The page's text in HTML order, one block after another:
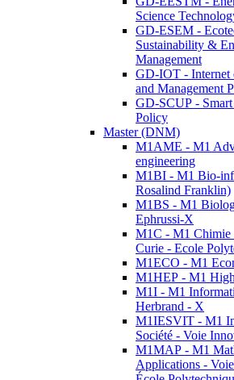
Science
GD-ESEM -
Sustainability &
Management
GD-IOT - Internet
and Management
GD-SCUP -
Policy
Master (DNM)
M1AME - M1
engineering
M1BI - M1 Bio-
Rosalind Franklin)
M1BS - M1
Ephrussi-X
M1C - M1 Chimie
Curie - Ecole
M1ECO - M1
M1HEP - M1
M1I - M1
Herbrand - X
M1IESVIT - M1
Société - Voie
M1MAP - M1
Applications -